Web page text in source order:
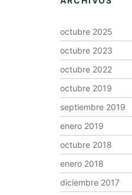
octubre 2025
octubre 2023
octubre 2022
octubre 2019
septiembre 2019
enero 2019
octubre 2018
enero 2018
diciembre 2017